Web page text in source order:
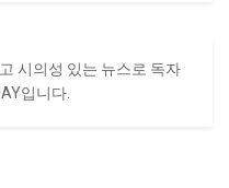
시의성 있는 뉴스로 독자
입니다.